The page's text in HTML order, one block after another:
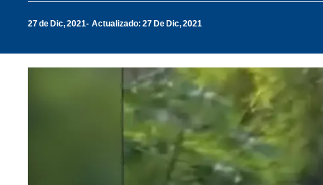
27 de Dic, 2021 Actualizado: 27 De Dic, 2021